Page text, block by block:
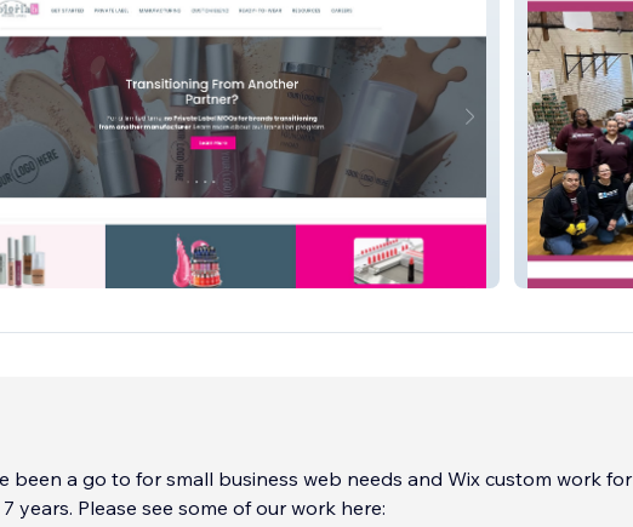
Label
been a go to for small business web needs and Wix custom work for
some of our work here: